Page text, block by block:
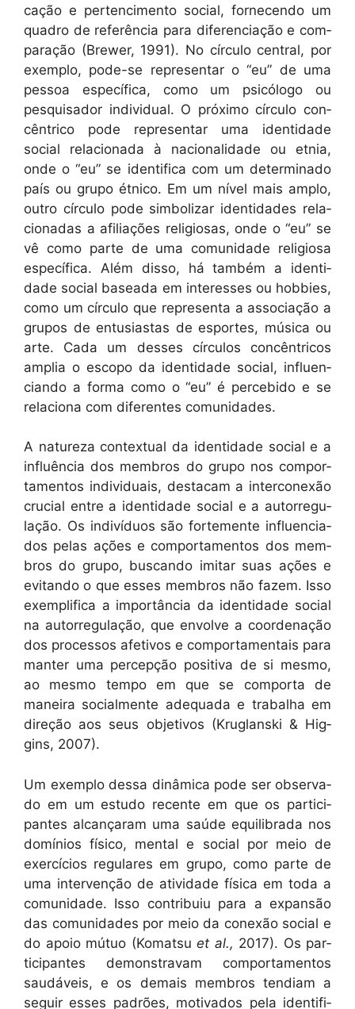
cação e per­tenci­men­to social, fornecen­do um
quadro de refer­ên­cia para difer­en­ci­ação e com­
para­ção (Brew­er, 1991). No cír­cu­lo cen­tral, por
exem­p­lo, pode-se rep­re­sen­tar o “eu” de uma
pes­soa especí­fi­ca, como um psicól­o­go ou
pesquisador indi­vid­ual. O próx­i­mo cír­cu­lo con­
cên­tri­co pode rep­re­sen­tar uma iden­ti­dade
social rela­ciona­da à nacional­i­dade ou etnia,
onde o “eu” se iden­ti­fi­ca com um deter­mi­na­do
país ou grupo étni­co. Em um nív­el mais amp­lo,
out­ro cír­cu­lo pode sim­bolizar iden­ti­dades rela­
cionadas a afil­i­ações reli­giosas, onde o “eu” se
vê como parte de uma comu­nidade reli­giosa
especí­fi­ca. Além dis­so, há tam­bém a iden­ti­
dade social basea­da em inter­ess­es ou hob­bies,
como um cír­cu­lo que rep­re­sen­ta a asso­ci­ação a
gru­pos de entu­si­as­tas de esportes, músi­ca ou
arte. Cada um dess­es cír­cu­los con­cên­tri­cos
amplia o escopo da iden­ti­dade social, influ­en­
cian­do a for­ma como o “eu” é perce­bido e se
rela­ciona com difer­entes comunidades.
A natureza con­tex­tu­al da iden­ti­dade social e a
influên­cia dos mem­bros do grupo nos com­por­
ta­men­tos indi­vid­u­ais, desta­cam a inter­conexão
cru­cial entre a iden­ti­dade social e a autor­reg­u­
lação. Os indi­ví­du­os são forte­mente influ­en­ci­a­
dos pelas ações e com­por­ta­men­tos dos mem­
bros do grupo, bus­can­do imi­tar suas ações e
evi­tan­do o que ess­es mem­bros não fazem. Isso
exem­pli­fi­ca a importân­cia da iden­ti­dade social
na autor­reg­u­lação, que envolve a coor­de­nação
dos proces­sos afe­tivos e com­por­ta­men­tais para
man­ter uma per­cepção pos­i­ti­va de si mes­mo,
ao mes­mo tem­po em que se com­por­ta de
maneira social­mente ade­qua­da e tra­bal­ha em
direção aos seus obje­tivos (Kruglan­s­ki & Hig­
gins, 2007).
Um exem­p­lo dessa dinâmi­ca pode ser obser­va­
do em um estu­do recente em que os par­tic­i­
pantes alcançaram uma saúde equi­li­bra­da nos
domínios físi­co, men­tal e social por meio de
exer­cí­cios reg­u­lares em grupo, como parte de
uma inter­venção de ativi­dade físi­ca em toda a
comu­nidade. Isso con­tribuiu para a expan­são
das comu­nidades por meio da conexão social e
do apoio mútuo (Komat­su et al., 2017). Os par­
tic­i­pantes demon­stravam com­por­ta­men­tos
saudáveis, e os demais mem­bros ten­di­am a
seguir ess­es padrões, moti­va­dos pela iden­ti­fi­